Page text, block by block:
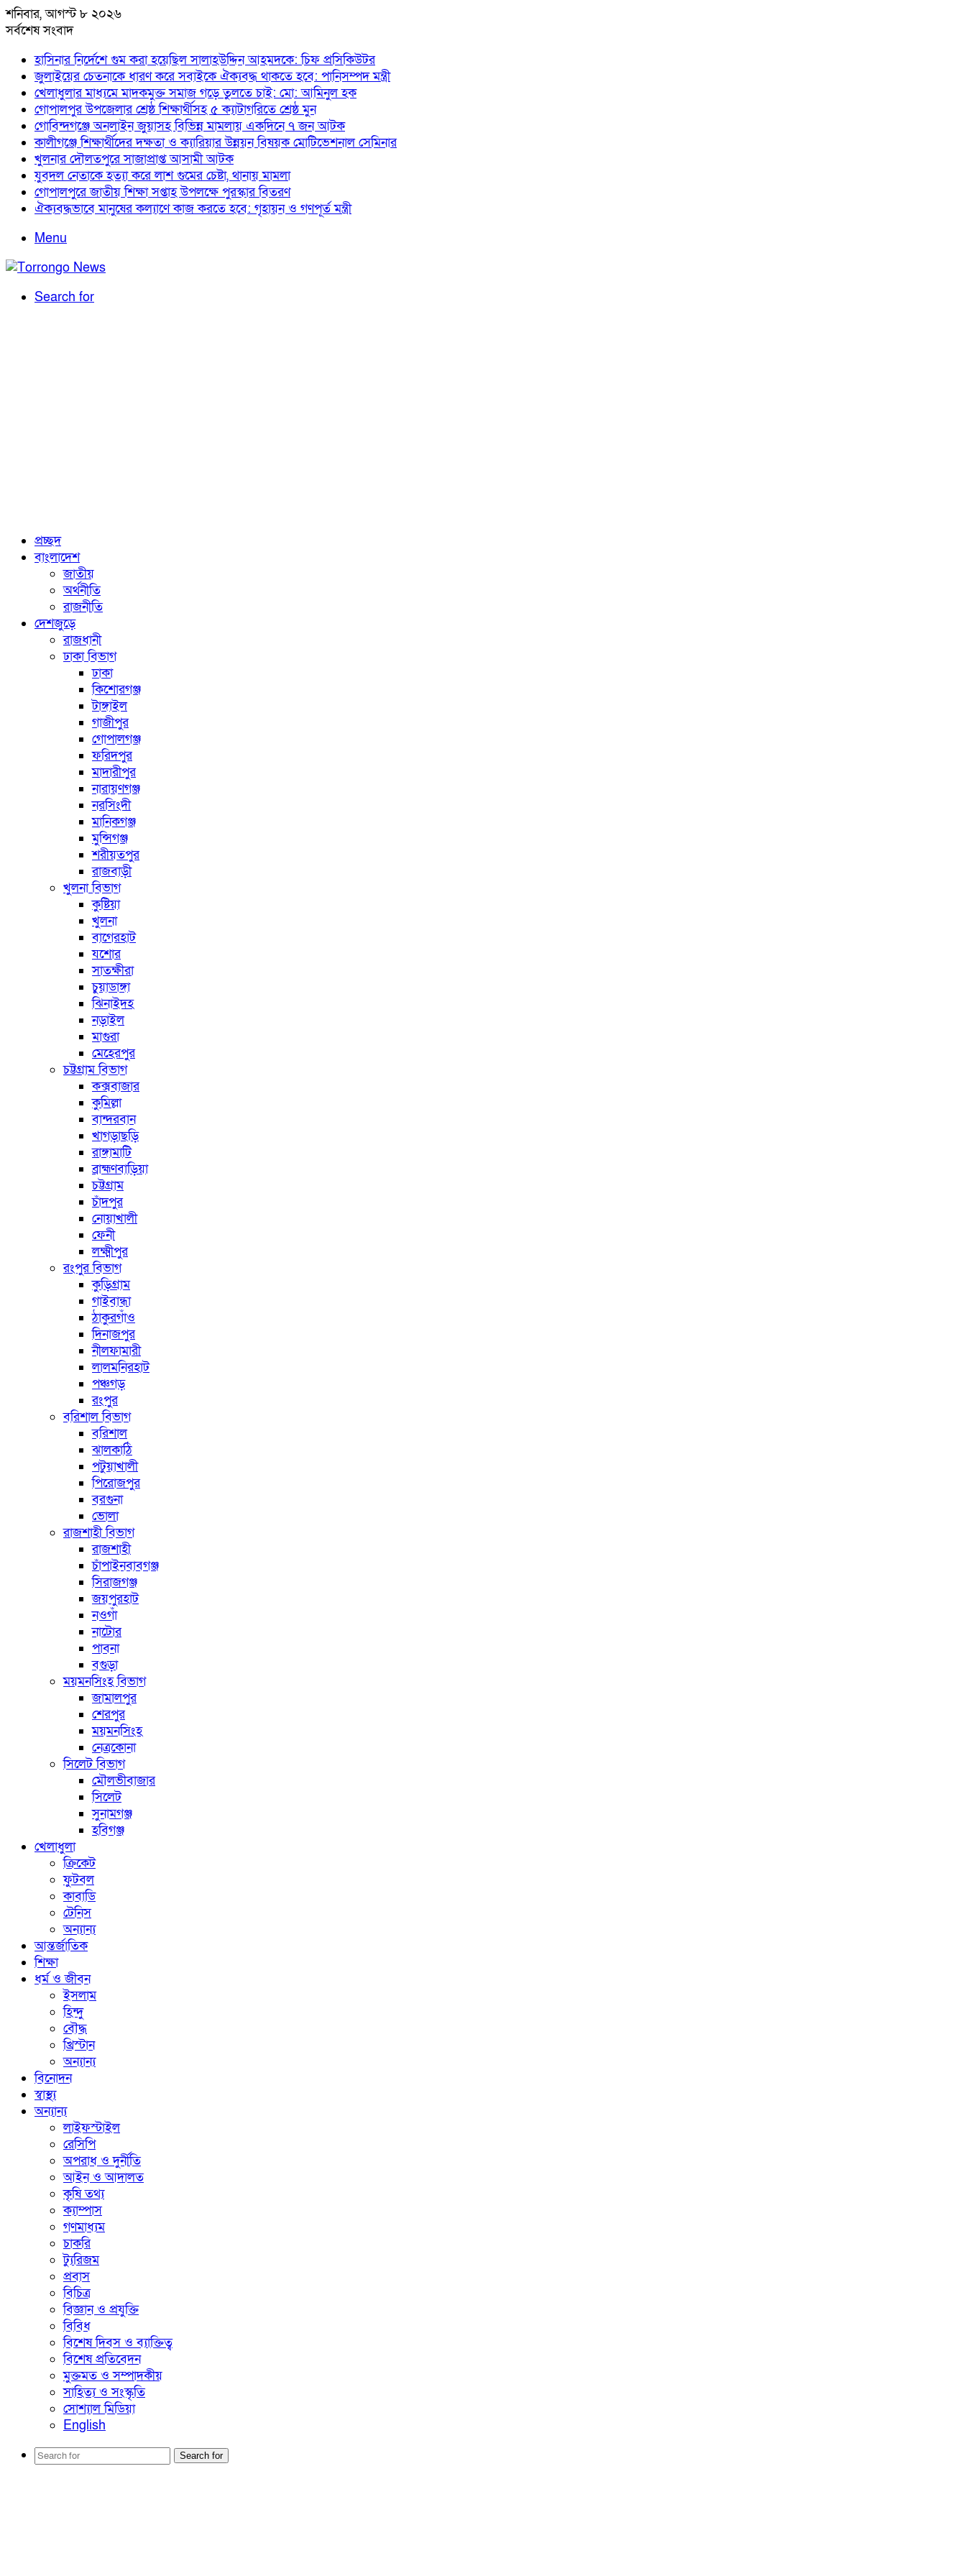
শনিবার, আগস্ট ৮ ২০২৬
সর্বশেষ সংবাদ
হাসিনার নির্দেশে গুম করা হয়েছিল সালাহউদ্দিন আহমদকে: চিফ প্রসিকিউটর
জুলাইয়ের চেতনাকে ধারণ করে সবাইকে ঐক্যবদ্ধ থাকতে হবে: পানিসম্পদ মন্ত্রী
খেলাধুলার মাধ্যমে মাদকমুক্ত সমাজ গড়ে তুলতে চাই: মো: আমিনুল হক
গোপালপুর উপজেলার শ্রেষ্ঠ শিক্ষার্থীসহ ৫ ক্যাটাগরিতে শ্রেষ্ঠ মুন
গোবিন্দগঞ্জে অনলাইন জুয়াসহ বিভিন্ন মামলায় একদিনে ৭ জন আটক
কালীগঞ্জে শিক্ষার্থীদের দক্ষতা ও ক্যারিয়ার উন্নয়ন বিষয়ক মোটিভেশনাল সেমিনার
খুলনার দৌলতপুরে সাজাপ্রাপ্ত আসামী আটক
যুবদল নেতাকে হত্যা করে লাশ গুমের চেষ্টা, থানায় মামলা
গোপালপুরে জাতীয় শিক্ষা সপ্তাহ উপলক্ষে পুরস্কার বিতরণ
ঐক্যবদ্ধভাবে মানুষের কল্যাণে কাজ করতে হবে: গৃহায়ন ও গণপূর্ত মন্ত্রী
Menu
Search for
প্রচ্ছদ
বাংলাদেশ
জাতীয়
অর্থনীতি
রাজনীতি
দেশজুড়ে
রাজধানী
ঢাকা বিভাগ
ঢাকা
কিশোরগঞ্জ
টাঙ্গাইল
গাজীপুর
গোপালগঞ্জ
ফরিদপুর
মাদারীপুর
নারায়ণগঞ্জ
নরসিংদী
মানিকগঞ্জ
মুন্সিগঞ্জ
শরীয়তপুর
রাজবাড়ী
খুলনা বিভাগ
কুষ্টিয়া
খুলনা
বাগেরহাট
যশোর
সাতক্ষীরা
চুয়াডাঙ্গা
ঝিনাইদহ
নড়াইল
মাগুরা
মেহেরপুর
চট্টগ্রাম বিভাগ
কক্সবাজার
কুমিল্লা
বান্দরবান
খাগড়াছড়ি
রাঙ্গামাটি
ব্রাহ্মণবাড়িয়া
চট্টগ্রাম
চাঁদপুর
নোয়াখালী
ফেনী
লক্ষ্মীপুর
রংপুর বিভাগ
কুড়িগ্রাম
গাইবান্ধা
ঠাকুরগাঁও
দিনাজপুর
নীলফামারী
লালমনিরহাট
পঞ্চগড়
রংপুর
বরিশাল বিভাগ
বরিশাল
ঝালকাঠি
পটুয়াখালী
পিরোজপুর
বরগুনা
ভোলা
রাজশাহী বিভাগ
রাজশাহী
চাঁপাইনবাবগঞ্জ
সিরাজগঞ্জ
জয়পুরহাট
নওগাঁ
নাটোর
পাবনা
বগুড়া
ময়মনসিংহ বিভাগ
জামালপুর
শেরপুর
ময়মনসিংহ
নেত্রকোনা
সিলেট বিভাগ
মৌলভীবাজার
সিলেট
সুনামগঞ্জ
হবিগঞ্জ
খেলাধুলা
ক্রিকেট
ফুটবল
কাবাডি
টেনিস
অন্যান্য
আন্তর্জাতিক
শিক্ষা
ধর্ম ও জীবন
ইসলাম
হিন্দু
বৌদ্ধ
খ্রিস্টান
অন্যান্য
বিনোদন
স্বাস্থ্য
অন্যান্য
লাইফস্টাইল
রেসিপি
অপরাধ ও দুর্নীতি
আইন ও আদালত
কৃষি তথ্য
ক্যাম্পাস
গণমাধ্যম
চাকরি
ট্যুরিজম
প্রবাস
বিচিত্র
বিজ্ঞান ও প্রযুক্তি
বিবিধ
বিশেষ দিবস ও ব্যাক্তিত্ব
বিশেষ প্রতিবেদন
মুক্তমত ও সম্পাদকীয়
সাহিত্য ও সংস্কৃতি
সোশ্যাল মিডিয়া
English
Search for